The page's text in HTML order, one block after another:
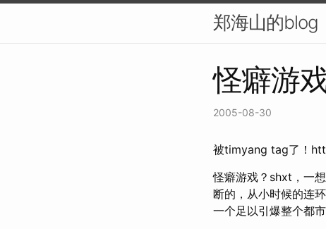
郑海山的blog
怪癖游
2005-08-30
被timyang tag了！
怪癖游戏？shxt，一
断的，从小时候的连
一个足以引爆整个都